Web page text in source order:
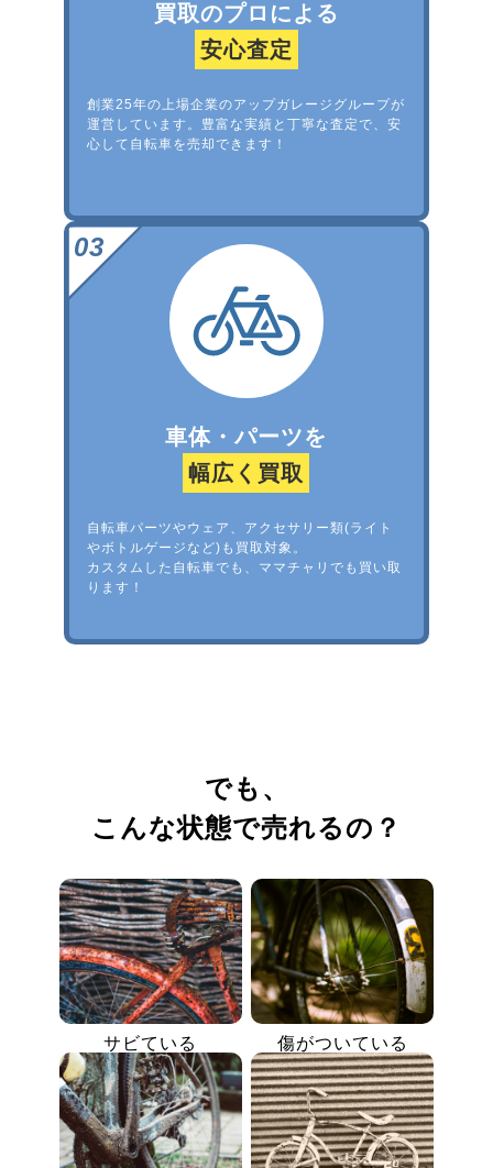
買取のプロによる
安心査定
創業25年の上場企業のアップガレージグループが
運営しています。豊富な実績と丁寧な査定で、安
心して自転車を売却できます！
車体・パーツを
幅広く買取
自転車パーツやウェア、アクセサリー類(ライト
やボトルゲージなど)も買取対象。
カスタムした自転車でも、ママチャリでも買い取
ります！
でも、
こんな状態で売れるの？
サビている 傷がついている